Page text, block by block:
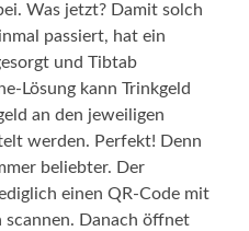
Was jetzt? Damit solch
passiert, hat ein
und Tibtab
Lösung kann Trinkgeld
an den jeweiligen
werden. Perfekt! Denn
beliebter. Der
einen QR-Code mit
scannen. Danach öffnet